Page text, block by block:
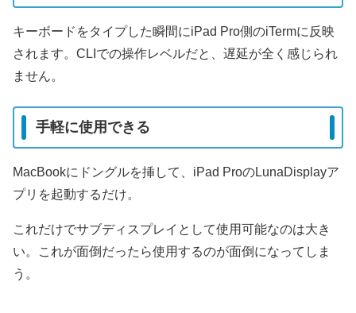
キーボードをタイプした瞬間にiPad Pro側のiTermに反映
されます。CLIでの操作レベルだと、遅延が全く感じられ
ません。
手軽に使用できる
MacBookにドングルを挿して、iPad ProのLunaDisplayア
プリを起動するだけ。
これだけでサブディスプレイとして使用可能なのは大き
い。これが面倒だったら使用するのが面倒になってしま
う。